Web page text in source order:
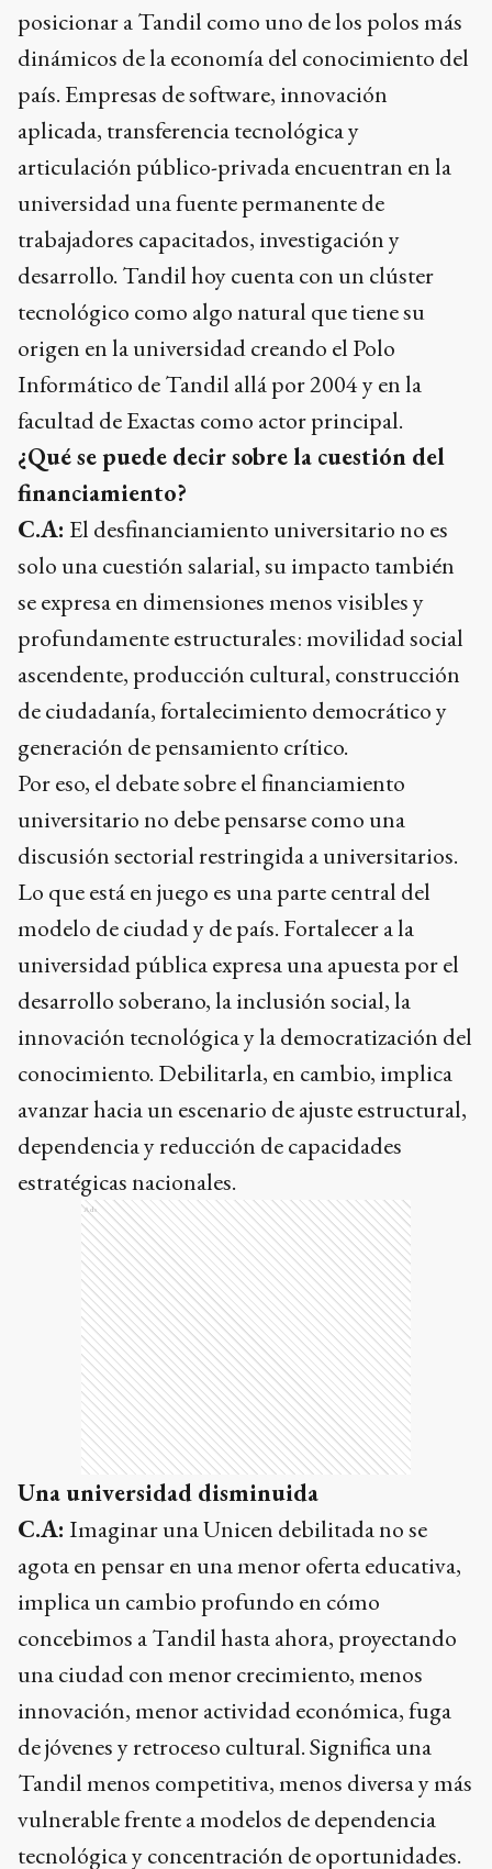
posicionar a Tandil como uno de los polos más
dinámicos de la economía del conocimiento del
país. Empresas de software, innovación
aplicada, transferencia tecnológica y
articulación público-privada encuentran en la
universidad una fuente permanente de
trabajadores capacitados, investigación y
desarrollo. Tandil hoy cuenta con un clúster
tecnológico como algo natural que tiene su
origen en la universidad creando el Polo
Informático de Tandil allá por 2004 y en la
facultad de Exactas como actor principal.
¿Qué se puede decir sobre la cuestión del
financiamiento?
C.A: El desfinanciamiento universitario no es
solo una cuestión salarial, su impacto también
se expresa en dimensiones menos visibles y
profundamente estructurales: movilidad social
ascendente, producción cultural, construcción
de ciudadanía, fortalecimiento democrático y
generación de pensamiento crítico.
Por eso, el debate sobre el financiamiento
universitario no debe pensarse como una
discusión sectorial restringida a universitarios.
Lo que está en juego es una parte central del
modelo de ciudad y de país. Fortalecer a la
universidad pública expresa una apuesta por el
desarrollo soberano, la inclusión social, la
innovación tecnológica y la democratización del
conocimiento. Debilitarla, en cambio, implica
avanzar hacia un escenario de ajuste estructural,
dependencia y reducción de capacidades
estratégicas nacionales.
Ads
Una universidad disminuida
C.A: Imaginar una Unicen debilitada no se
agota en pensar en una menor oferta educativa,
implica un cambio profundo en cómo
concebimos a Tandil hasta ahora, proyectando
una ciudad con menor crecimiento, menos
innovación, menor actividad económica, fuga
de jóvenes y retroceso cultural. Significa una
Tandil menos competitiva, menos diversa y más
vulnerable frente a modelos de dependencia
tecnológica y concentración de oportunidades.